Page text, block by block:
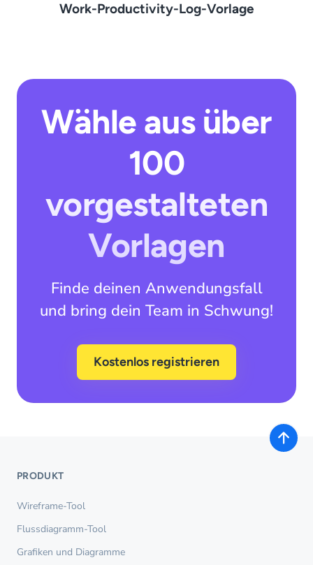
Work-Productivity-Log-Vorlage
Wähle aus über
100
vorgestalteten
Vorlagen
Finde deinen Anwendungsfall
und bring dein Team in Schwung!
Kostenlos registrieren
PRODUKT
Wireframe-Tool
Flussdiagramm-Tool
Grafiken und Diagramme